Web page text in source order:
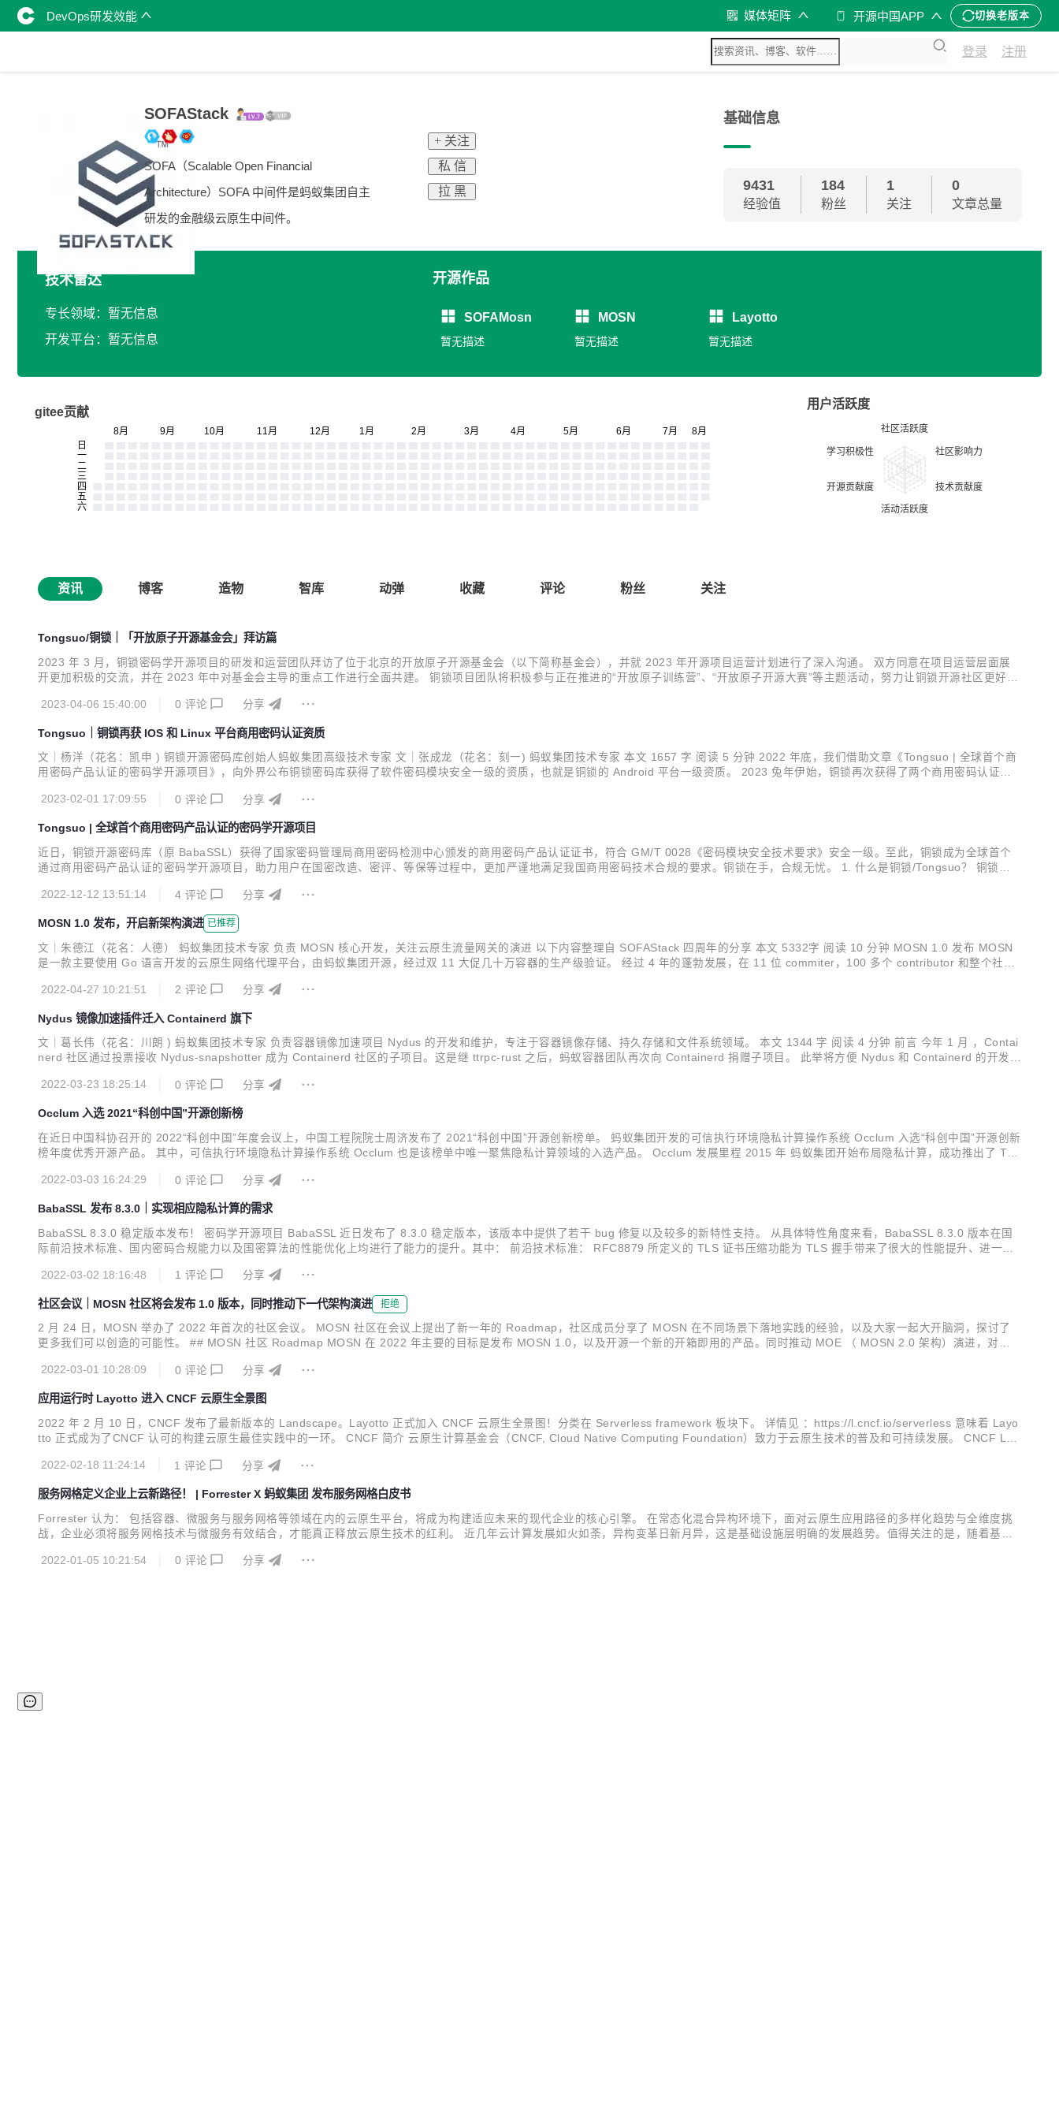
DevOps研发效能 媒体矩阵 开源中国APP 切换老版本
登录 注册
SOFAStack
SOFA（Scalable Open Financial
Architecture）SOFA 中间件是蚂蚁集团自主
研发的金融级云原生中间件。
+ 关注
私 信
拉 黑
基础信息
9431
经验值
184
粉丝
1
关注
0
文章总量
技术雷达
专长领域：暂无信息
开发平台：暂无信息
开源作品
SOFAMosn
暂无描述
MOSN
暂无描述
Layotto
暂无描述
gitee贡献
用户活跃度
资讯 博客 造物 智库 动弹 收藏 评论 粉丝 关注
Tongsuo/铜锁｜「开放原子开源基金会」拜访篇
2023 年 3 月，铜锁密码学开源项目的研发和运营团队拜访了位于北京的开放原子开源基金会（以下简称基金会），并就 2023 年开源项目运营计划进行了深入沟通。 双方同意在项目运营层面展
开更加积极的交流，并在 2023 年中对基金会主导的重点工作进行全面共建。 铜锁项目团队将积极参与正在推进的“开放原子训练营”、“开放原子开源大赛”等主题活动，努力让铜锁开源社区更好的
箱即用的“铜锁”。 悄悄告诉正在看文章的读者们，每位认真填...
2023-04-06 15:40:00 0 评论 分享
Tongsuo｜铜锁再获 IOS 和 Linux 平台商用密码认证资质
文｜杨洋（花名：凯申 ) 铜锁开源密码库创始人蚂蚁集团高级技术专家 文｜张成龙（花名：刻一) 蚂蚁集团技术专家 本文 1657 字 阅读 5 分钟 2022 年底，我们借助文章《Tongsuo | 全球首个商
用密码产品认证的密码学开源项目》，向外界公布铜锁密码库获得了软件密码模块安全一级的资质，也就是铜锁的 Android 平台一级资质。 2023 兔年伊始，铜锁再次获得了两个商用密码认证证
2023-02-01 17:09:55
0 评论 分享
Tongsuo | 全球首个商用密码产品认证的密码学开源项目
近日，铜锁开源密码库（原 BabaSSL）获得了国家密码管理局商用密码检测中心颁发的商用密码产品认证证书，符合 GM/T 0028《密码模块安全技术要求》安全一级。至此，铜锁成为全球首个
通过商用密码产品认证的密码学开源项目，助力用户在国密改造、密评、等保等过程中，更加严谨地满足我国商用密码技术合规的要求。铜锁在手，合规无忧。 1. 什么是铜锁/Tongsuo？ 铜锁（T
的私密性、完整性和可认证性，为数据生命周期中的隐私和...
2022-12-12 13:51:14 4 评论 分享
MOSN 1.0 发布，开启新架构演进 已推荐
文｜朱德江（花名：人德） 蚂蚁集团技术专家 负责 MOSN 核心开发，关注云原生流量网关的演进 以下内容整理自 SOFAStack 四周年的分享 本文 5332字 阅读 10 分钟 MOSN 1.0 发布 MOSN
是一款主要使用 Go 语言开发的云原生网络代理平台，由蚂蚁集团开源，经过双 11 大促几十万容器的生产级验证。 经过 4 年的蓬勃发展，在 11 位 commiter，100 多个 contributor 和整个社区
2022-04-27 10:21:51
2 评论 分享
Nydus 镜像加速插件迁入 Containerd 旗下
文｜葛长伟（花名：川朗 ) 蚂蚁集团技术专家 负责容器镜像加速项目 Nydus 的开发和维护，专注于容器镜像存储、持久存储和文件系统领域。 本文 1344 字 阅读 4 分钟 前言 今年 1 月 ，Contai
nerd 社区通过投票接收 Nydus-snapshotter 成为 Containerd 社区的子项目。这是继 ttrpc-rust 之后，蚂蚁容器团队再次向 Containerd 捐赠子项目。 此举将方便 Nydus 和 Containerd 的开发协
2022-03-23 18:25:14
0 评论 分享
Occlum 入选 2021“科创中国”开源创新榜
在近日中国科协召开的 2022“科创中国”年度会议上，中国工程院院士周济发布了 2021“科创中国”开源创新榜单。 蚂蚁集团开发的可信执行环境隐私计算操作系统 Occlum 入选“科创中国”开源创新
榜年度优秀开源产品。 其中，可信执行环境隐私计算操作系统 Occlum 也是该榜单中唯一聚焦隐私计算领域的入选产品。 Occlum 发展里程 2015 年 蚂蚁集团开始布局隐私计算，成功推出了 TE
2022-03-03 16:24:29
0 评论 分享
BabaSSL 发布 8.3.0｜实现相应隐私计算的需求
BabaSSL 8.3.0 稳定版本发布！ 密码学开源项目 BabaSSL 近日发布了 8.3.0 稳定版本，该版本中提供了若干 bug 修复以及较多的新特性支持。 从具体特性角度来看，BabaSSL 8.3.0 版本在国
际前沿技术标准、国内密码合规能力以及国密算法的性能优化上均进行了能力的提升。其中： 前沿技术标准： RFC8879 所定义的 TLS 证书压缩功能为 TLS 握手带来了很大的性能提升、进一步
2022-03-02 18:16:48
1 评论 分享
社区会议｜MOSN 社区将会发布 1.0 版本，同时推动下一代架构演进 拒绝
2 月 24 日，MOSN 举办了 2022 年首次的社区会议。 MOSN 社区在会议上提出了新一年的 Roadmap，社区成员分享了 MOSN 在不同场景下落地实践的经验，以及大家一起大开脑洞，探讨了
更多我们可以创造的可能性。 ## MOSN 社区 Roadmap MOSN 在 2022 年主要的目标是发布 MOSN 1.0，以及开源一个新的开箱即用的产品。同时推动 MOE （ MOSN 2.0 架构）演进，对接
2022-03-01 10:28:09
0 评论 分享
应用运行时 Layotto 进入 CNCF 云原生全景图
2022 年 2 月 10 日，CNCF 发布了最新版本的 Landscape。Layotto 正式加入 CNCF 云原生全景图！分类在 Serverless framework 板块下。 详情见 ：https://l.cncf.io/serverless 意味着 Layo
tto 正式成为了CNCF 认可的构建云原生最佳实践中的一环。 CNCF 简介 云原生计算基金会（CNCF, Cloud Native Computing Foundation）致力于云原生技术的普及和可持续发展。 CNCF Lan
2022-02-18 11:24:14
1 评论 分享
服务网格定义企业上云新路径！ | Forrester X 蚂蚁集团 发布服务网格白皮书
Forrester 认为： 包括容器、微服务与服务网格等领域在内的云原生平台，将成为构建适应未来的现代企业的核心引擎。 在常态化混合异构环境下，面对云原生应用路径的多样化趋势与全维度挑
战，企业必须将服务网格技术与微服务有效结合，才能真正释放云原生技术的红利。 近几年云计算发展如火如荼，异构变革日新月异，这是基础设施层明确的发展趋势。值得关注的是，随着基础
最大化上云价值？ 服务网格（SOFAStack Mesh）是蚂蚁集团自主...
2022-01-05 10:21:54 0 评论 分享